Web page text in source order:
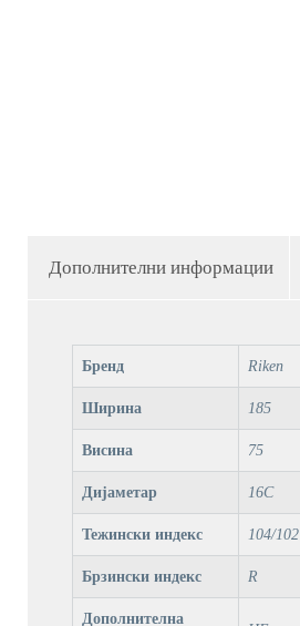
Дополнителни информации
Бренд Riken
Ширина 185
Висина 75
Дијаметар 16C
Тежински индекс 104/102
Брзински индекс R
Дополнителна